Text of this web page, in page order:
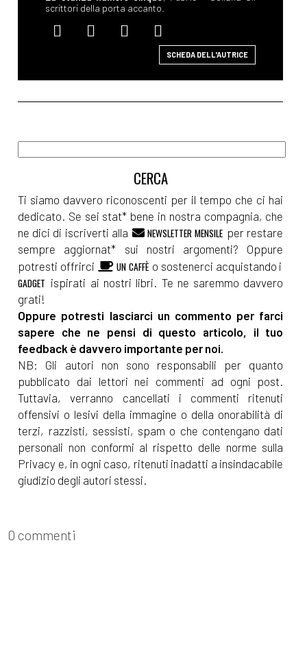
scrittori della porta accanto.
SCHEDA DELL'AUTRICE
Ti siamo davvero riconoscenti per il tempo che ci hai
dedicato. Se sei stat* bene in nostra compagnia, che
ne dici di iscriverti alla
NEWSLETTER MENSILE per restare
sempre aggiornat* sui nostri argomenti? Oppure
potresti offrirci
UN CAFFÈ o sostenerci acquistando i
GADGET ispirati ai nostri libri. Te ne saremmo davvero
grati!
Oppure potresti lasciarci un commento per farci
sapere che ne pensi di questo articolo, il tuo
feedback è davvero importante per noi.
NB: Gli autori non sono responsabili per quanto
pubblicato dai lettori nei commenti ad ogni post.
Tuttavia, verranno cancellati i commenti ritenuti
offensivi o lesivi della immagine o della onorabilità di
terzi, razzisti, sessisti, spam o che contengano dati
personali non conformi al rispetto delle norme sulla
Privacy e, in ogni caso, ritenuti inadatti a insindacabile
giudizio degli autori stessi.
0 commenti